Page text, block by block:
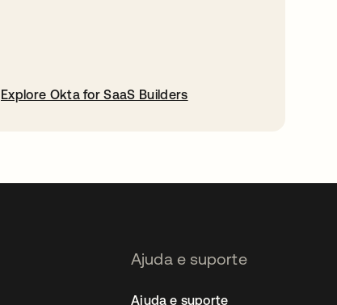
Explore Okta for SaaS Builders
Ajuda e suporte
Ajuda e suporte